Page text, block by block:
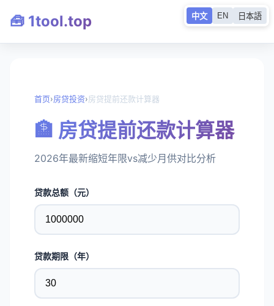
中文 EN 日本語
🧰 1tool.top
首页›房贷投资›房贷提前还款计算器
🏦 房贷提前还款计算器
2026年最新缩短年限vs减少月供对比分析
贷款总额（元）
贷款期限（年）